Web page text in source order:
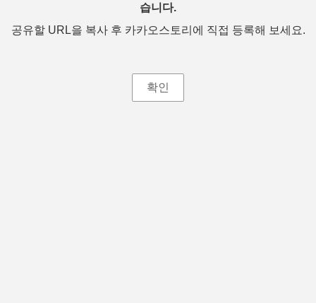
습니다.
공유할 URL을 복사 후 카카오스토리에 직접 등록해 보세요.
확인